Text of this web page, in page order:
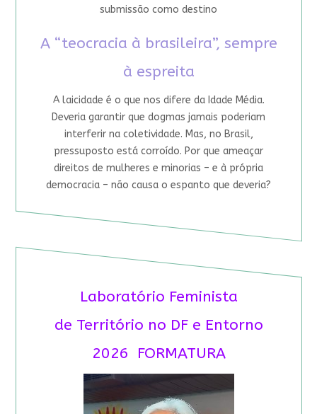
submissão como destino
A “teocracia à brasileira”, sempre
à espreita
A laicidade é o que nos difere da Idade Média.
Deveria garantir que dogmas jamais poderiam
interferir na coletividade. Mas, no Brasil,
pressuposto está corroído. Por que ameaçar
direitos de mulheres e minorias – e à própria
democracia – não causa o espanto que deveria?
Laboratório Feminista
de Território no DF e Entorno
2026 FORMATURA